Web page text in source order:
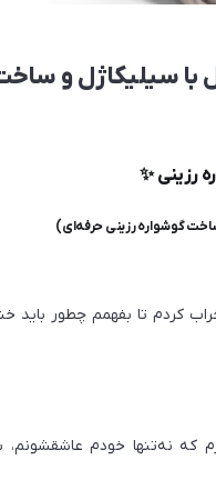
با سیلیکاژل و
رزینی ✨
گوشواره رزینی حرفه‌ای)
خراب کردم تا بفهمم چطور
که نه‌تنها خودم